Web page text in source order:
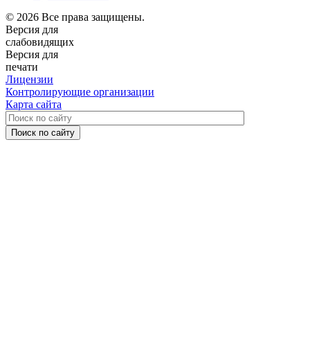
© 2026 Все права защищены.
Версия для
слабовидящих
Версия для
печати
Лицензии
Контролирующие организации
Карта сайта
Поиск по сайту